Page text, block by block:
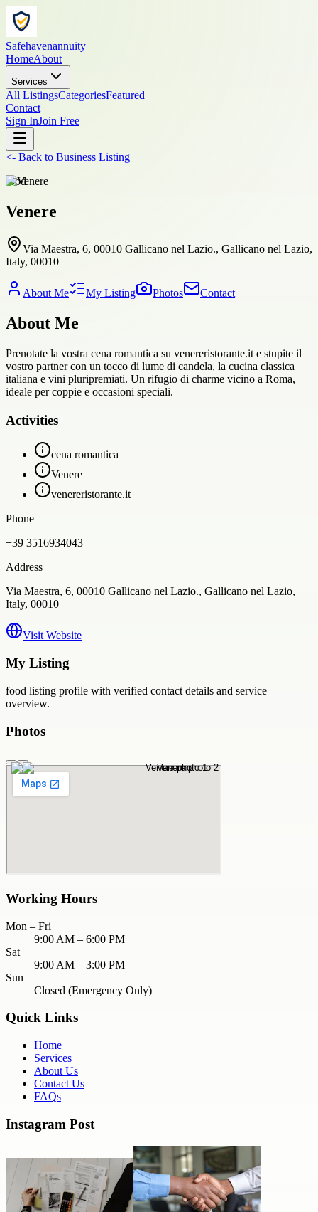
Safehavenannuity
HomeAbout
Services
All ListingsCategoriesFeatured
Contact
Sign InJoin Free
<- Back to Business Listing
food
Venere
Via Maestra, 6, 00010 Gallicano nel Lazio., Gallicano nel Lazio,
Italy, 00010
About Me My Listing Photos Contact
About Me
Prenotate la vostra cena romantica su venereristorante.it e stupite il
vostro partner con un tocco di lume di candela, la cucina classica
italiana e vini pluripremiati. Un rifugio di charme vicino a Roma,
ideale per coppie e occasioni speciali.
Activities
cena romantica
Venere
venereristorante.it
Phone
+39 3516934043
Address
Via Maestra, 6, 00010 Gallicano nel Lazio., Gallicano nel Lazio,
Italy, 00010
Visit Website
My Listing
food listing profile with verified contact details and service
overview.
Photos
Working Hours
Mon – Fri
9:00 AM – 6:00 PM
Sat
9:00 AM – 3:00 PM
Sun
Closed (Emergency Only)
Quick Links
Home
Services
About Us
Contact Us
FAQs
Instagram Post